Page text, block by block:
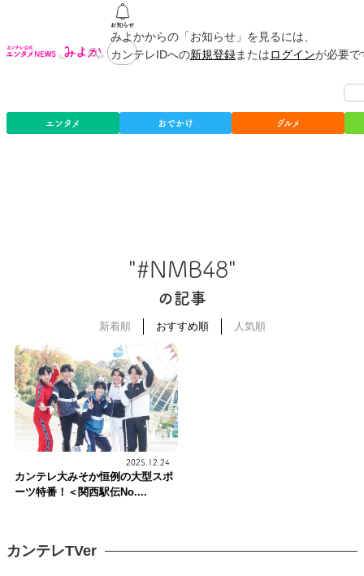
みよかからの「お知らせ」を見るには、
カンテレIDへの新規登録またはログインが必要
エンタメ おでかけ グルメ
"#NMB48"
の記事
新着順 おすすめ順 人気順
2025.12.24
カンテレ大みそか恒例の大型スポ
ーツ特番！＜関西駅伝No....
カンテレTVer